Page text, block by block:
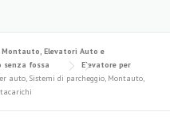
Montauto, Elevatori Auto e
senza fossa
Elevatore per
auto, Sistemi di parcheggio, Montauto,